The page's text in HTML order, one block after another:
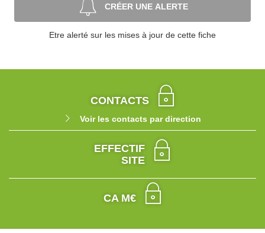
CRÉER UNE ALERTE
Etre alerté sur les mises à jour de cette fiche
CONTACTS
Voir les contacts par direction
EFFECTIF
SITE
CA M€